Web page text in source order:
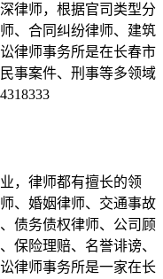
律师，根据官司类型分
、合同纠纷律师、建筑
律师事务所是在长春市
事案件、刑事等多领域
，律师都有擅长的领
、婚姻律师、交通事故
债务债权律师、公司顾
保险理赔、名誉诽谤、
律师事务所是一家在长